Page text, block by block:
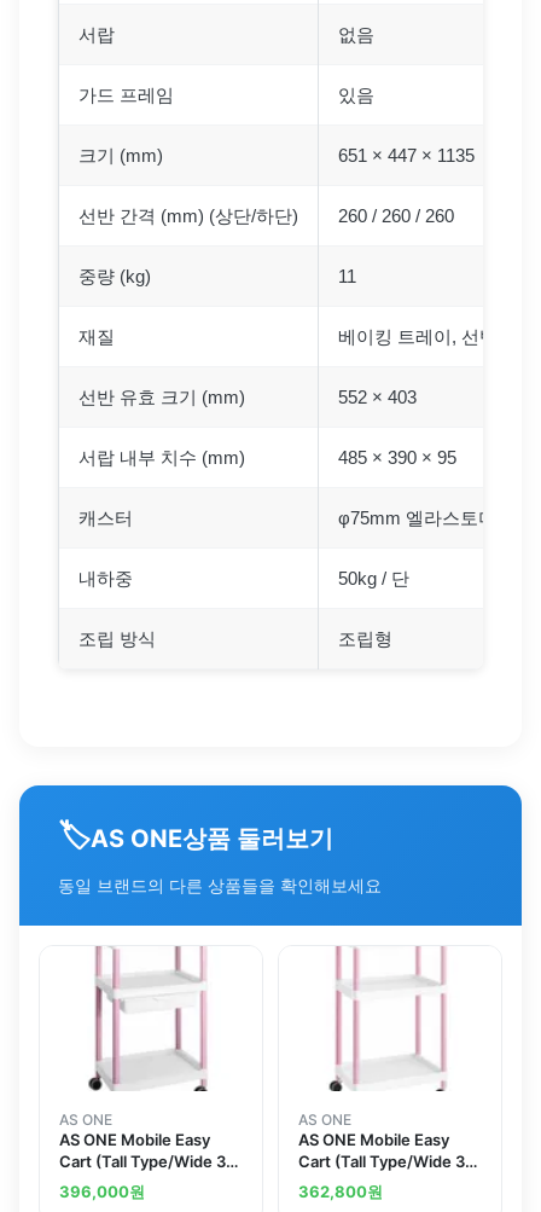
서랍 없음
가드 프레임 있음
크기 (mm) 651 × 447 × 1135
선반 간격 (mm) (상단/하단) 260 / 260 / 260
중량 (kg) 11
재질 베이킹 트레이, 선반: PP
선반 유효 크기 (mm) 552 × 403
서랍 내부 치수 (mm) 485 × 390 × 95
캐스터 φ75mm 엘라스토머 재
내하중 50kg / 단
조립 방식 조립형
🏷️AS ONE상품 둘러보기
동일 브랜드의 다른 상품들을 확인해보세요
AS ONE
AS ONE Mobile Easy
Cart (Tall Type/Wide 32)
Pink 3 Stages Wiith
Drawer ME32B
396,000원
AS ONE
AS ONE Mobile Easy
Cart (Tall Type/Wide 32)
Pink 3 Stages ME32A
362,800원